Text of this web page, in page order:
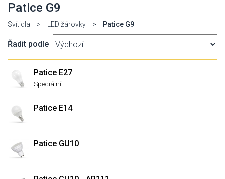
Patice G9
Svítidla > LED žárovky > Patice G9
Řadit podle
Patice E27
Speciální
Patice E14
Patice GU10